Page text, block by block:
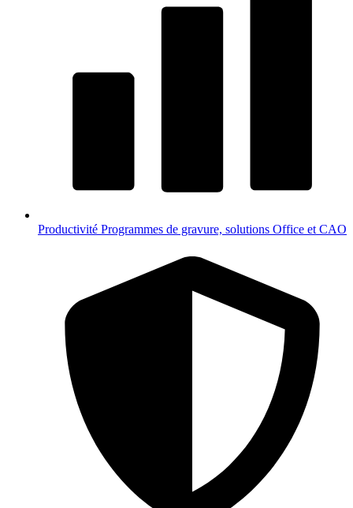
Productivité Programmes de gravure, solutions Office et CAO